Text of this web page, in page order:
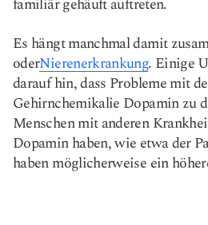
familiär gehäuft auftreten.
Es hängt manchmal damit
oderNierenerkrankung. Einige
darauf hin, dass Probleme mit
Gehirnchemikalie Dopamin zu
Menschen mit anderen
Dopamin haben, wie etwa der
haben möglicherweise ein